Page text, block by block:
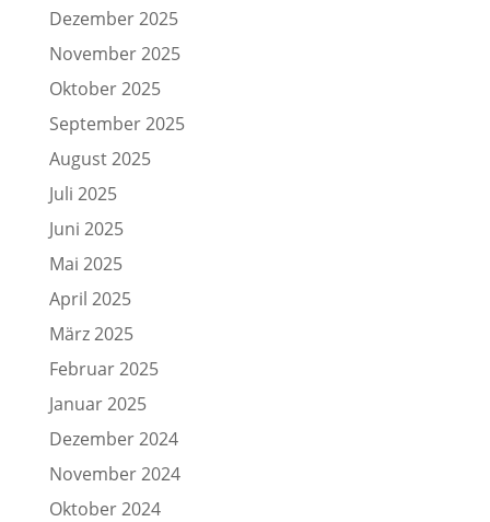
Dezember 2025
November 2025
Oktober 2025
September 2025
August 2025
Juli 2025
Juni 2025
Mai 2025
April 2025
März 2025
Februar 2025
Januar 2025
Dezember 2024
November 2024
Oktober 2024